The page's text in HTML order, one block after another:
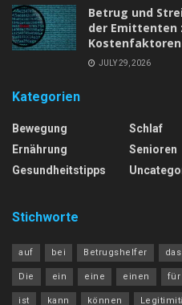
Betrug und
der Emittenten
Kostenfaktoren
JULY 29, 2026
Kategorien
Bewegung
Ernährung
Gesundheitstipps
Schlaf
Senioren
Stichworte
auf bei Betrugshelfer das
Die ein eine einen für
ist kann können